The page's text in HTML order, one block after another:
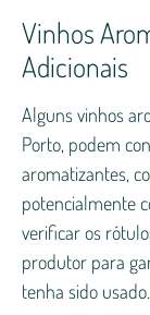
Vinhos
Adicionais
Alguns vinhos
Porto, podem
aromatizantes,
potencialmente
verificar os
produtor para
tenha sido usado.